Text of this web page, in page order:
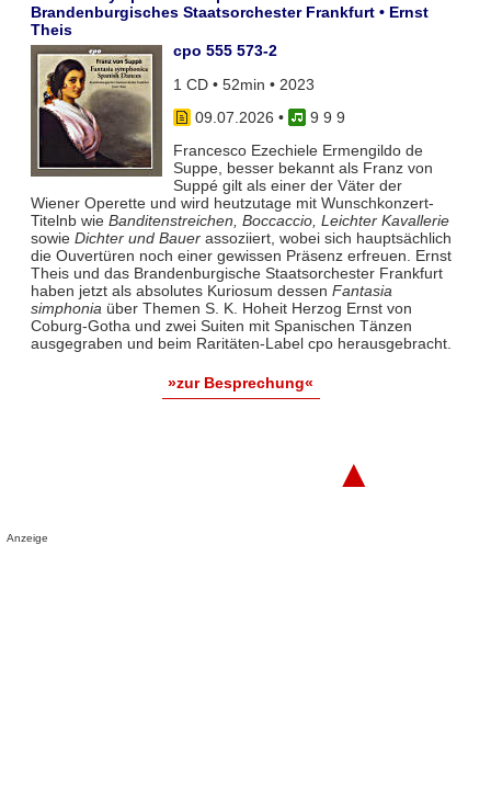
Brandenburgisches Staatsorchester Frankfurt • Ernst
Theis
cpo 555 573-2
1 CD • 52min • 2023
09.07.2026 •
9 9 9
Francesco Ezechiele Ermengildo de
Suppe, besser bekannt als Franz von
Suppé gilt als einer der Väter der
Wiener Operette und wird heutzutage mit Wunschkonzert-
Titelnb wie Banditenstreichen, Boccaccio, Leichter Kavallerie
sowie Dichter und Bauerassoziiert, wobei sich hauptsächlich
die Ouvertüren noch einer gewissen Präsenz erfreuen. Ernst
Theis und das Brandenburgische Staatsorchester Frankfurt
haben jetzt als absolutes Kuriosum dessen Fantasia
simphoniaüber Themen S. K. Hoheit Herzog Ernst von
Coburg-Gotha und zwei Suiten mit Spanischen Tänzen
ausgegraben und beim Raritäten-Label cpo herausgebracht.
»zur Besprechung«
▲
Anzeige